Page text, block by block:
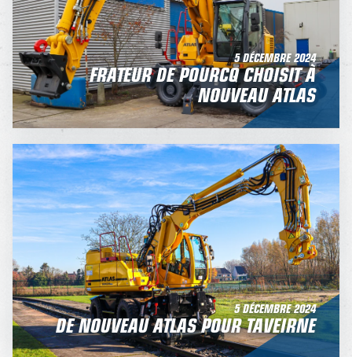
5 DÉCEMBRE 2024
FRATEUR DE POURCQ CHOISIT À
NOUVEAU ATLAS
5 DÉCEMBRE 2024
DE NOUVEAU ATLAS POUR TAVEIRNE